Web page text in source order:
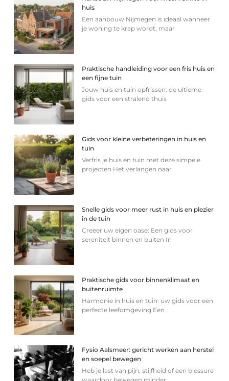
huis
Een aanbouw Nijmegen is ideaal wanneer
je woning te krap wordt, maar
Praktische handleiding voor een fris huis en
een fijne tuin
Jouw huis en tuin opfrissen: de ultieme
gids voor een stralend thuis
Gids voor kleine verbeteringen in huis en
tuin
Verfris je huis en tuin met deze simpele
projecten Het verlangen naar
Snelle gids voor meer rust in huis en plezier
in de tuin
Creëer uw eigen oase: Een gids voor
sereniteit binnen en buiten In
Praktische gids voor binnenklimaat en
buitenruimte
Harmonie in huis en tuin: uw gids voor een
perfecte leefomgeving Een
Fysio Aalsmeer: gericht werken aan herstel
en soepel bewegen
Heb je last van pijn, stijfheid of een blessure